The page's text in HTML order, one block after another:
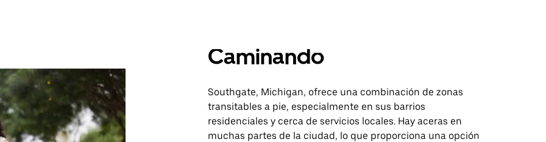
Caminando
Southgate, Michigan, ofrece una combinación de zonas
transitables a pie, especialmente en sus barrios
residenciales y cerca de servicios locales. Hay aceras en
muchas partes de la ciudad, lo que proporciona una opción